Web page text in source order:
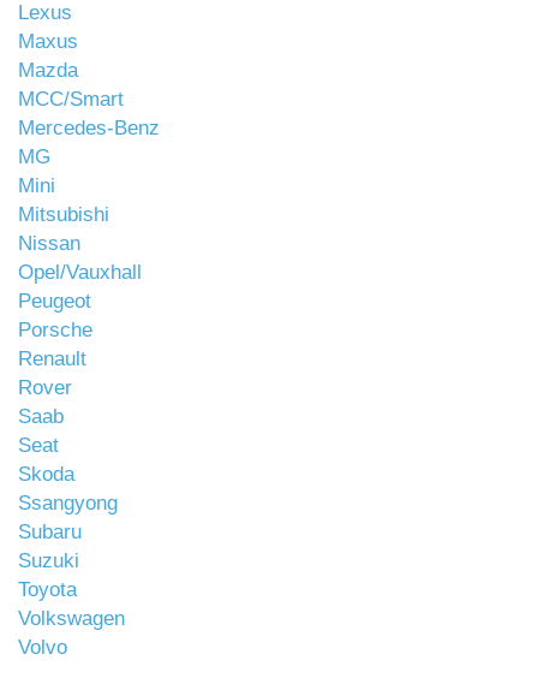
Lexus
Maxus
Mazda
MCC/Smart
Mercedes-Benz
MG
Mini
Mitsubishi
Nissan
Opel/Vauxhall
Peugeot
Porsche
Renault
Rover
Saab
Seat
Skoda
Ssangyong
Subaru
Suzuki
Toyota
Volkswagen
Volvo